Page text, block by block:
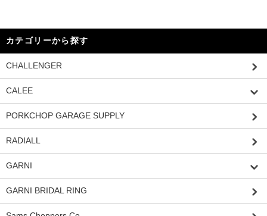
カテゴリーから探す
CHALLENGER
CALEE
PORKCHOP GARAGE SUPPLY
RADIALL
GARNI
GARNI BRIDAL RING